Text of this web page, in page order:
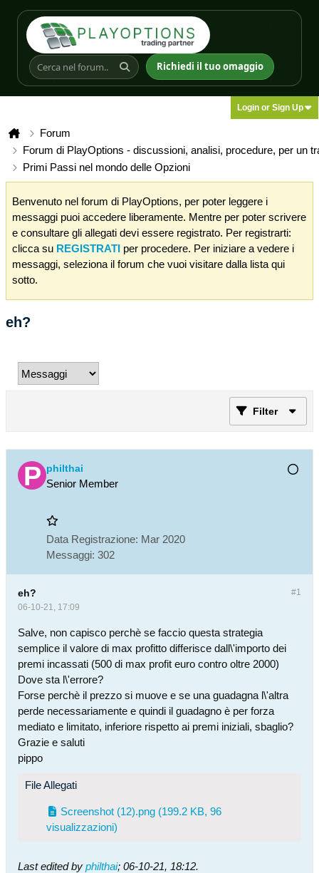
Richiedi il tuo omaggio
Login or Sign Up
Forum
Forum di PlayOptions - discussioni, analisi, procedure, per un
Primi Passi nel mondo delle Opzioni
Benvenuto nel forum di PlayOptions, per poter leggere i
messaggi puoi accedere liberamente. Mentre per poter scrivere
e consultare gli allegati devi essere registrato. Per registrarti:
clicca su REGISTRATI per procedere. Per iniziare a vedere i
messaggi, seleziona il forum che vuoi visitare dalla lista qui
sotto.
eh?
Filter
philthai
Senior Member
Data Registrazione: Mar 2020
Messaggi: 302
#1
eh?
06-10-21, 17:09
Salve, non capisco perchè se faccio questa strategia
semplice il valore di max profitto differisce dall\'importo dei
premi incassati (500 di max profit euro contro oltre 2000)
Dove sta l\'errore?
Forse perchè il prezzo si muove e se una guadagna l\'altra
perde necessariamente e quindi il guadagno è per forza
mediato e limitato, inferiore rispetto ai premi iniziali, sbaglio?
Grazie e saluti
pippo
File Allegati
Screenshot (12).png (199.2 KB, 96
visualizzazioni)
Last edited by philthai; 06-10-21, 18:12.